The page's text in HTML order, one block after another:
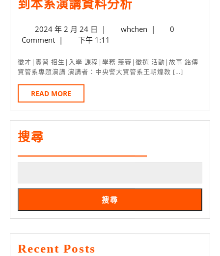
成
到本系演講資料分析
警
資
管
王
朝
授
3/1
本
2024 年 2 月 24 日 2024
年
月
24
| whchenwhchen
|
0
Comment | 下午 1:11
徵才|實習 招生|入學 課程|學務 競賽|徵選 活動|故事 銘傳
資管系專題演講 演講者：中央警大資管系王朝煌教 […]
READ MORE
MORE
搜尋
搜尋
Recent Posts